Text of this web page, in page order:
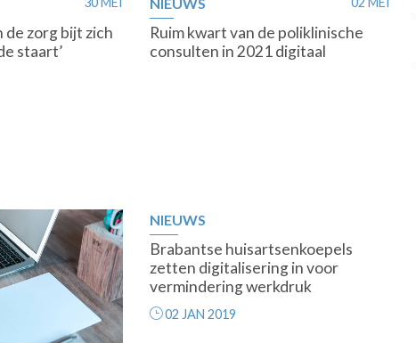
zorg bijt zich
staart’
Ruim kwart van de poliklinische
consulten in 2021 digitaal
NIEUWS
Brabantse huisartsenkoepels
zetten digitalisering in voor
vermindering werkdruk
02 JAN 2019